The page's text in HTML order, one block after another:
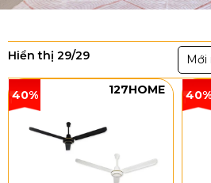
Hiển thị 29/29 Mới
40% 127HOME 40%